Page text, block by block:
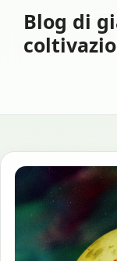
contenuto
Blog di